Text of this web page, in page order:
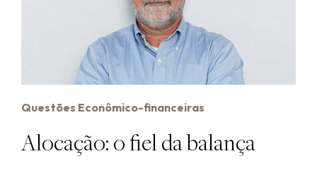
Questões Econômico-financeiras
Alocação: o fiel da balança